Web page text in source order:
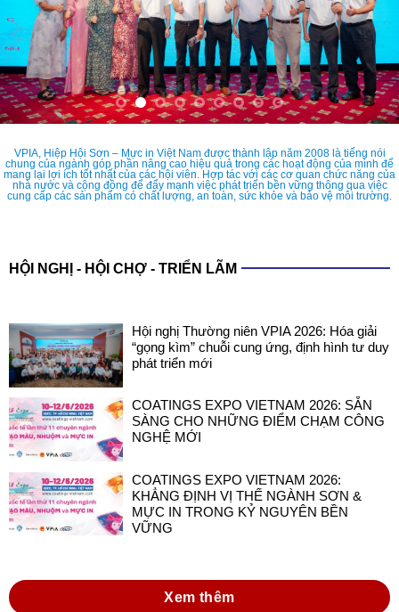
VPIA, Hiệp Hội Sơn – Mực in Việt Nam được thành lập năm 2008 là tiếng nói
chung của ngành góp phần nâng cao hiệu quả trong các hoạt động của mình để
mang lại lợi ích tốt nhất của các hội viên. Hợp tác với các cơ quan chức năng của
nhà nước và cộng đồng để đẩy mạnh việc phát triển bền vững thông qua việc
cung cấp các sản phẩm có chất lượng, an toàn, sức khỏe và bảo vệ môi trường.
HỘI NGHỊ - HỘI CHỢ - TRIỂN LÃM
Hội nghị Thường niên VPIA 2026: Hóa giải
“gọng kìm” chuỗi cung ứng, định hình tư duy
phát triển mới
COATINGS EXPO VIETNAM 2026: SẴN
SÀNG CHO NHỮNG ĐIỂM CHẠM CÔNG
NGHỆ MỚI
COATINGS EXPO VIETNAM 2026:
KHẲNG ĐỊNH VỊ THẾ NGÀNH SƠN &
MỰC IN TRONG KỶ NGUYÊN BỀN
VỮNG
Xem thêm